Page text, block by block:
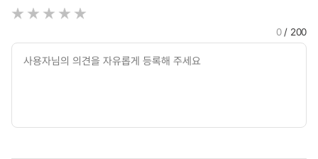
0/ 200